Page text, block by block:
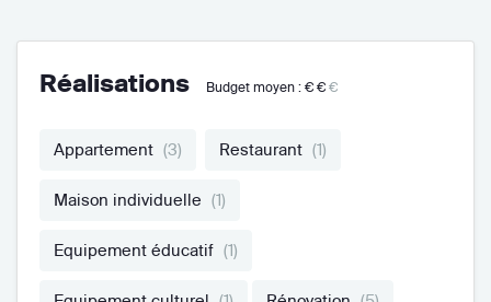
Réalisations Budget moyen : €€€
Appartement (3) Restaurant (1)
Maison individuelle (1)
Equipement éducatif (1)